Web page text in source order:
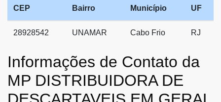
CEP Bairro Município UF
28928542 UNAMAR Cabo Frio RJ
Informações de Contato da
MP DISTRIBUIDORA DE